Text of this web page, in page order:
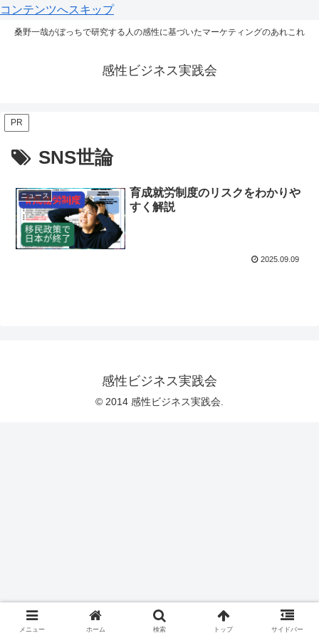
コンテンツへスキップ
桑野一哉がぼっちで研究する人の感性に基づいたマーケティングのあれこれ
感性ビジネス実践会
PR
SNS世論
ニュース
育成就労制度のリスクをわかりや
すく解説
2025.09.09
感性ビジネス実践会
© 2014 感性ビジネス実践会.
メニュー ホーム 検索 トップ サイドバー